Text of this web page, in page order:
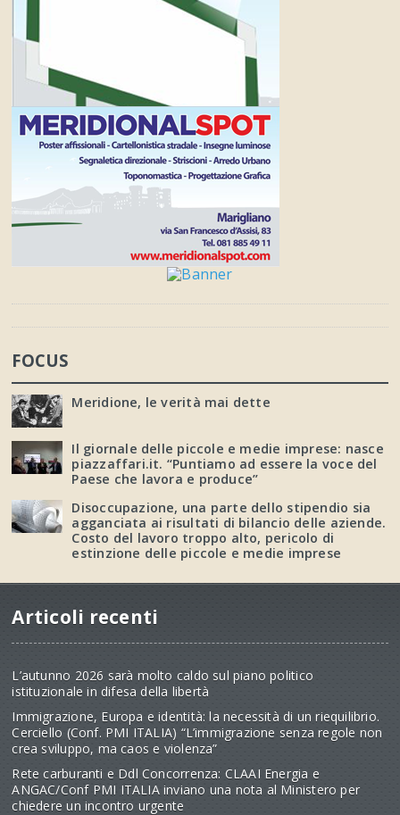
FOCUS
Meridione, le verità mai dette
Il giornale delle piccole e medie imprese: nasce
piazzaffari.it. “Puntiamo ad essere la voce del
Paese che lavora e produce”
Disoccupazione, una parte dello stipendio sia
agganciata ai risultati di bilancio delle aziende.
Costo del lavoro troppo alto, pericolo di
estinzione delle piccole e medie imprese
Articoli recenti
L’autunno 2026 sarà molto caldo sul piano politico
istituzionale in difesa della libertà
Immigrazione, Europa e identità: la necessità di un riequilibrio.
Cerciello (Conf. PMI ITALIA) “L’immigrazione senza regole non
crea sviluppo, ma caos e violenza”
Rete carburanti e Ddl Concorrenza: CLAAI Energia e
ANGAC/Conf PMI ITALIA inviano una nota al Ministero per
chiedere un incontro urgente